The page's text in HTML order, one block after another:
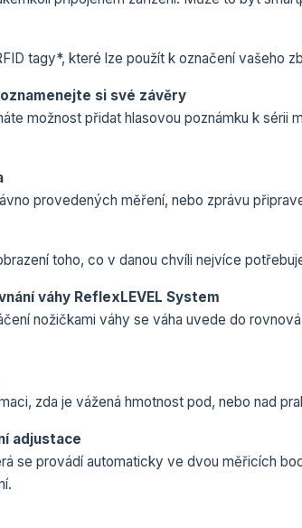
tagy*, které lze použít k označení vašeho
si své závěry
možnost přidat hlasovou poznámku k sérii
provedených měření, nebo zprávu
toho, co v danou chvíli nejvíce
váhy ReflexLEVEL System
nožičkami váhy se váha uvede do
zda je vážená hmotnost pod, nebo nad
adjustace
se provádí automaticky ve dvou měřicích